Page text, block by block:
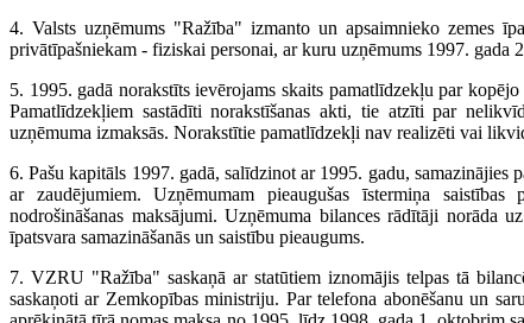
4. Valsts uzņēmums "Ražība" izmanto un apsaimnieko zemes
privātīpašniekam - fiziskai personai, ar kuru uzņēmums 1997. gada
5. 1995. gadā norakstīts ievērojams skaits pamatlīdzekļu par
Pamatlīdzekļiem sastādīti norakstīšanas akti, tie atzīti par
uzņēmuma izmaksās. Norakstītie pamatlīdzekļi nav realizēti vai
6. Pašu kapitāls 1997. gadā, salīdzinot ar 1995. gadu,
ar zaudējumiem. Uzņēmumam pieaugušas īstermiņa
nodrošināšanas maksājumi. Uzņēmuma bilances rādītāji norāda
īpatsvara samazināšanās un saistību pieaugums.
7. VZRU "Ražība" saskaņā ar statūtiem iznomājis telpas tā
saskaņoti ar Zemkopības ministriju. Par telefona abonēšanu un